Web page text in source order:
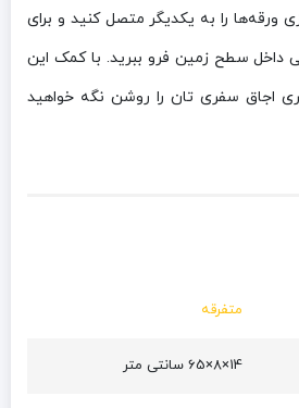
ورقه‌ها را به یکدیگر متصل کنید و برای
داخل سطح زمین فرو ببرید. با کمک این
اجاق سفری‌ تان را روشن نگه خواهید
متفرقه
14×8×65 سانتی متر